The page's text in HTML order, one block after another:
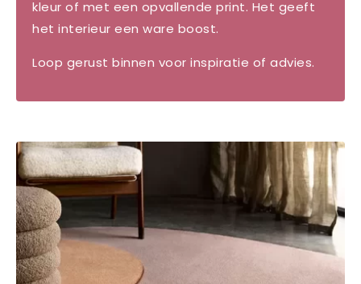
kleur of met een opvallende print. Het geeft
het interieur een ware boost.
Loop gerust binnen voor inspiratie of advies.